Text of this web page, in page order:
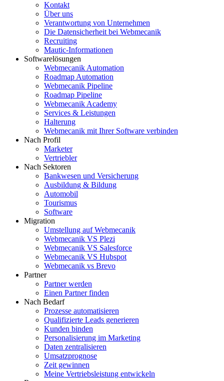
Kontakt
Über uns
Verantwortung von Unternehmen
Die Datensicherheit bei Webmecanik
Recruiting
Mautic-Informationen
Softwarelösungen
Webmecanik Automation
Roadmap Automation
Webmecanik Pipeline
Roadmap Pipeline
Webmecanik Academy
Services & Leistungen
Halterung
Webmecanik mit Ihrer Software verbinden
Nach Profil
Marketer
Vertriebler
Nach Sektoren
Bankwesen und Versicherung
Ausbildung & Bildung
Automobil
Tourismus
Software
Migration
Umstellung auf Webmecanik
Webmecanik VS Plezi
Webmecanik VS Salesforce
Webmecanik VS Hubspot
Webmecanik vs Brevo
Partner
Partner werden
Einen Partner finden
Nach Bedarf
Prozesse automatisieren
Qualifizierte Leads generieren
Kunden binden
Personalisierung im Marketing
Daten zentralisieren
Umsatzprognose
Zeit gewinnen
Meine Vertriebsleistung entwickeln